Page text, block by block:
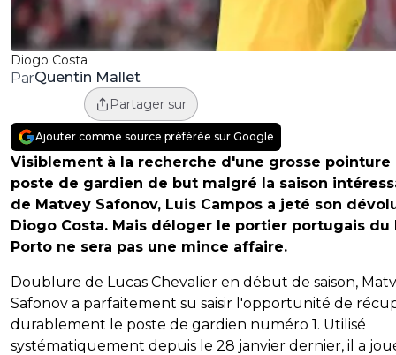
Diogo Costa
ParQuentin Mallet
Partager sur
Ajouter comme source préférée sur Google
Visiblement à la recherche d'une grosse pointure
poste de gardien de but malgré la saison
de Matvey Safonov, Luis Campos a jeté son
Diogo Costa. Mais déloger le portier portugais du
Porto ne sera pas une mince affaire.
Doublure de Lucas Chevalier en début de saison,
Safonov a parfaitement su saisir l'opportunité de
durablement le poste de gardien numéro 1. Utilisé
systématiquement depuis le 28 janvier dernier, il a